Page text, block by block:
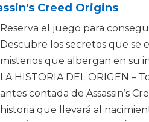
Creed Origins
Reserva el juego para
Descubre los secretos que se
misterios que albergan en su
LA HISTORIA DEL ORIGEN –
antes contada de Assassin’s
historia que llevará al